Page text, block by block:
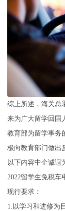
综上所述，海关总
来为广大留学回国
教育部为留学事务
极向教育部门做出
以下内容中企诚谊
2022留学生免税车
现行要求：
1.以学习和进修为